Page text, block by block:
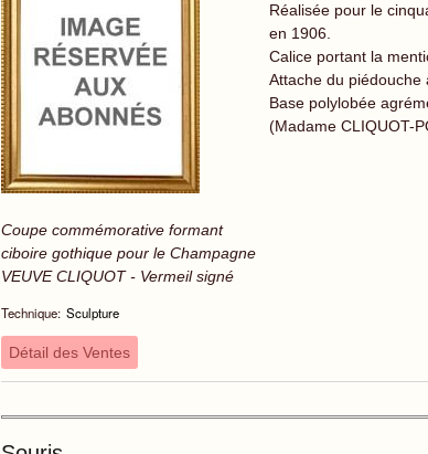
Coupe commémorative formant
ciboire gothique pour le Champagne
VEUVE CLIQUOT - Vermeil signé
Technique: Sculpture
Réalisée pour le
en 1906.
Calice portant la
Attache du
Base polylobée
(Madame CLIQUOT-
Détail des Ventes